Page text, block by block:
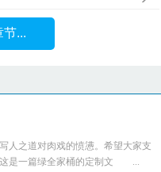
节...
人之道对肉戏的愤懑。希望大家支
是一篇绿全家桶的定制文 ...